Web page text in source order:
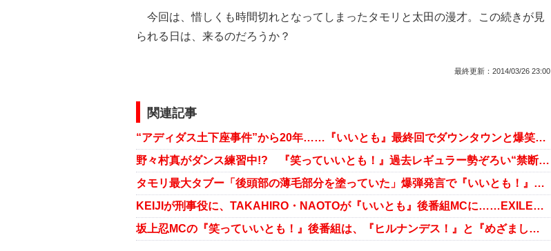
今回は、惜しくも時間切れとなってしまったタモリと太田の漫才。この続きが見
られる日は、来るのだろうか？
最終更新： 2014/03/26 23:00
関連記事
“アディダス土下座事件”から20年……『いいとも』最終回でダウンタウンと爆笑問題がついに共演！
野々村真がダンス練習中!? 『笑っていいとも！』過去レギュラー勢ぞろい“禁断の共演”の現実味
タモリ最大タブー「後頭部の薄毛部分を塗っていた」爆弾発言で『いいとも！』スタジオ騒然！
KEIJIが刑事役に、TAKAHIRO・NAOTOが『いいとも』後番組MCに……EXILEの拡大路線と本業の“ジリ貧度”
坂上忍MCの『笑っていいとも！』後番組は、『ヒルナンデス！』と『めざましテレビ』が合体!?